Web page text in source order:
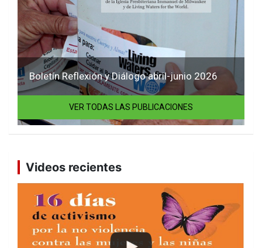
Boletín Reflexión y Diálogo abril-junio 2026
VER TODAS LAS PUBLICACIONES
Videos recientes